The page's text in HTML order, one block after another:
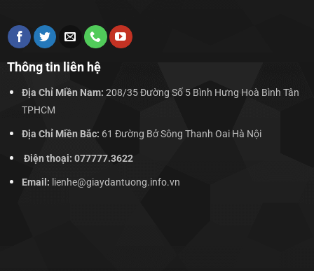
Thông tin liên hệ
Địa Chỉ Miền Nam: 208/35 Đường Số 5 Bình Hưng Hoà Bình Tân
TPHCM
Địa Chỉ Miền Bắc: 61 Đường Bở Sông Thanh Oai Hà Nội
Điện thoại: 077777.3622
Email: lienhe@giaydantuong.info.vn